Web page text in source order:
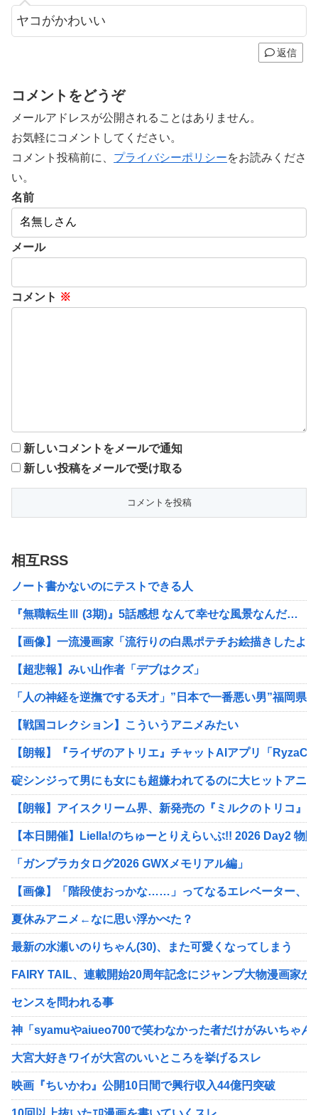
ヤコがかわいい
返信
コメントをどうぞ
メールアドレスが公開されることはありません。
お気軽にコメントしてください。
コメント投稿前に、 プライバシーポリシーをお読みくださ
い。
名前
メール
コメント ※
新しいコメントをメールで通知
新しい投稿をメールで受け取る
相互RSS
ノート書かないのにテストできる人
『無職転生Ⅲ (3期)』5話感想 なんて幸せな風景なんだ…
【画像】一流漫画家「流行りの白黒ポテチお絵描きしたよ
【超悲報】みい山作者「デブはクズ」
「人の神経を逆撫でする天才」”日本で一番悪い男”福岡
【戦国コレクション】こういうアニメみたい
【朗報】『ライザのアトリエ』チャットAIアプリ「
碇シンジって男にも女にも超嫌われてるのに大ヒットアニ
【朗報】アイスクリーム界、新発売の『ミルクのトリコ』
【本日開催】Liella!のちゅーとりえらいぶ!! 2026 Day2 物
「ガンプラカタログ2026 GWXメモリアル編」
【画像】「階段使おっかな……」ってなるエレベーター、
夏休みアニメ←なに思い浮かべた？
最新の水瀬いのりちゃん(30)、また可愛くなってしまう
FAIRY TAIL、連載開始20周年記念にジャンプ大物漫画家か
センスを問われる事
神「syamuやaiueo700で笑わなかった者だけがみいちゃん
大宮大好きワイが大宮のいいところを挙げるスレ
映画『ちいかわ』公開10日間で興行収入44億円突破